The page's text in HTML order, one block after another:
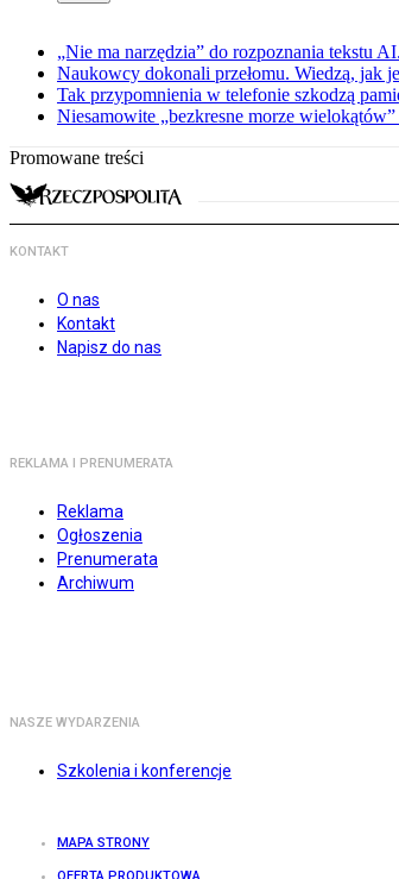
„Nie ma narzędzia” do rozpoznania tekstu
Naukowcy dokonali przełomu. Wiedzą, jak
Tak przypomnienia w telefonie szkodzą
Niesamowite „bezkresne morze
Promowane treści
KONTAKT
O nas
Kontakt
Napisz do nas
REKLAMA I PRENUMERATA
Reklama
Ogłoszenia
Prenumerata
Archiwum
NASZE WYDARZENIA
Szkolenia i konferencje
MAPA STRONY